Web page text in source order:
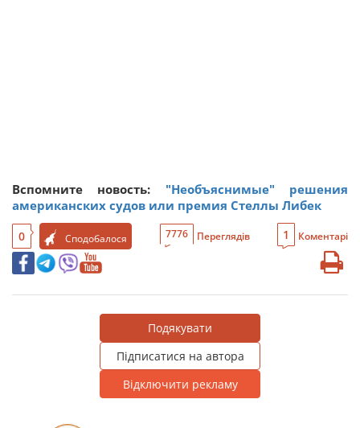
Вспомните новость: "Необъяснимые" решения
американских судов или премия Стеллы Либек
0 Сподобалося 7776 Переглядів 1 Коментарі
Подякувати
Підписатися на автора
Відключити рекламу